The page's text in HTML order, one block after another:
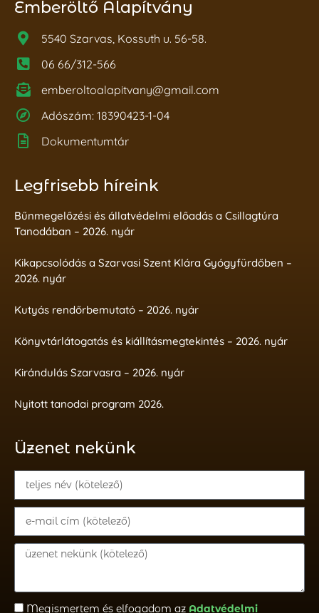
Emberöltő Alapítvány
5540 Szarvas, Kossuth u. 56-58.
06 66/312-566
emberoltoalapitvany@gmail.com
Adószám: 18390423-1-04
Dokumentumtár
Legfrisebb híreink
Bűnmegelőzési és állatvédelmi előadás a Csillagtúra
Tanodában – 2026. nyár
Kikapcsolódás a Szarvasi Szent Klára Gyógyfürdőben –
2026. nyár
Kutyás rendőrbemutató – 2026. nyár
Könyvtárlátogatás és kiállításmegtekintés – 2026. nyár
Kirándulás Szarvasra – 2026. nyár
Nyitott tanodai program 2026.
Üzenet nekünk
Megismertem és elfogadom az Adatvédelmi